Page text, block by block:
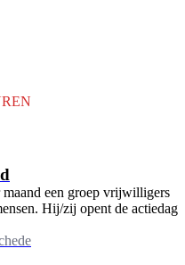
een groep vrijwilligers
Hij/zij opent de actiedag